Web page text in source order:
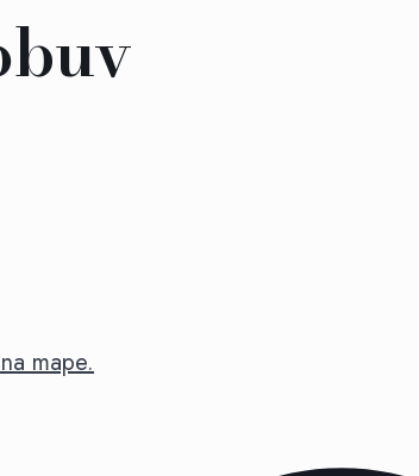
mape.